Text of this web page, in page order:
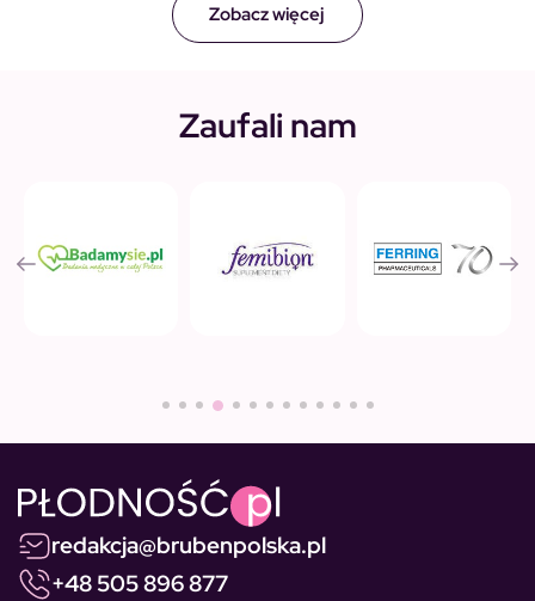
Zobacz więcej
Zaufali nam
redakcja@brubenpolska.pl
+48 505 896 877